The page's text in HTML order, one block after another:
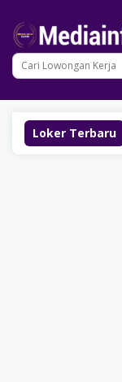
konten
Loker Terbaru